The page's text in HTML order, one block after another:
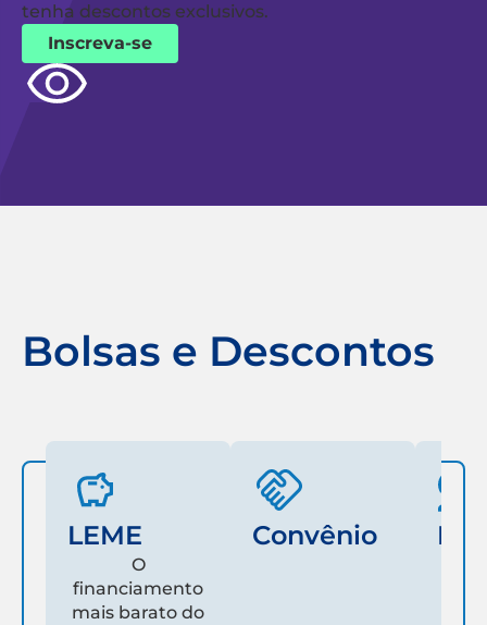
tenha descontos exclusivos.
Inscreva-se
Bolsas e Descontos
LEME
O
financiamento
mais barato do
Convênio